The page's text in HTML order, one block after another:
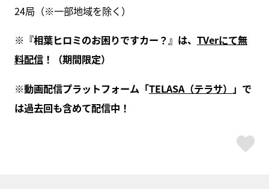
24局（※一部地域を除く）
※『相葉ヒロミのお困りですカー？』は、 TVerにて無
料配信！（期間限定）
※動画配信プラットフォーム「TELASA（テラサ） 」で
は過去回も含めて配信中！